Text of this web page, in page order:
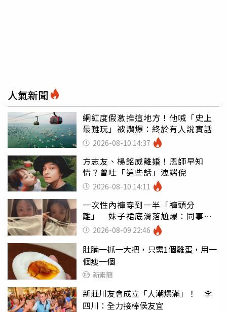
人氣新聞
網紅度假激推這地方！他喊「史上
最難玩」被讚爆：終於有人說實話
2026-08-10 14:37
方志友、楊銘威離婚！恩師早知
情？曾吐「這些話」洩端倪
2026-08-10 14:11
一次性內褲穿到一半「褲頭分
離」 妹子裙底滑落尬爆：同事全
看光2026-08-09 22:46
肚腩一抓一大把，只需1個雞蛋，用一
個瘦一個
新素簡
新莊川友會成立「人潮爆滿」！ 李
四川：全力接棒侯友宜